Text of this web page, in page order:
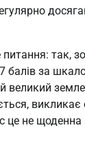
так,
балів за
великий
це не щоденна